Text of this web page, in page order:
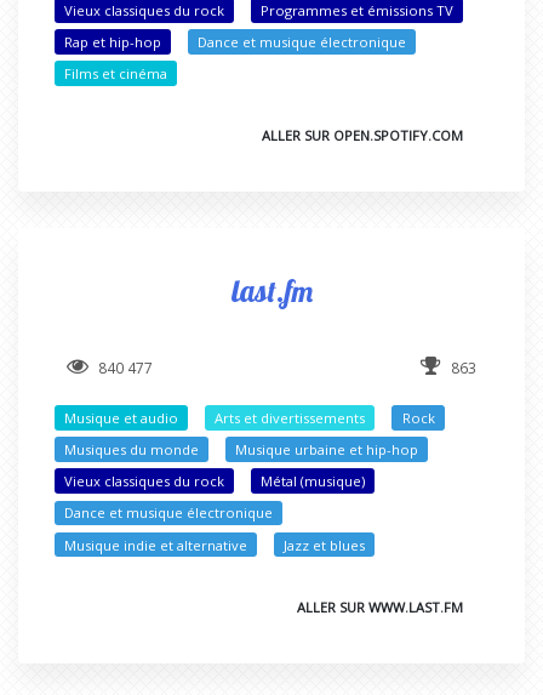
Vieux classiques du rock
Programmes et émissions TV
Rap et hip-hop
Dance et musique électronique
Films et cinéma
ALLER SUR OPEN.SPOTIFY.COM
last.fm
840 477 863
Musique et audio Arts et divertissements
Rock
Musiques du monde
Musique urbaine et hip-hop
Vieux classiques du rock
Métal (musique)
Dance et musique électronique
Musique indie et alternative
Jazz et blues
ALLER SUR WWW.LAST.FM